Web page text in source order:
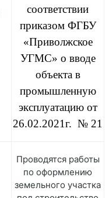
соответствии
приказом ФГБУ
«Приволжское
УГМС» о вводе
объекта в
промышленную
эксплуатацию от
26.02.2021г. № 21
Проводятся работы
по оформлению
земельного участка